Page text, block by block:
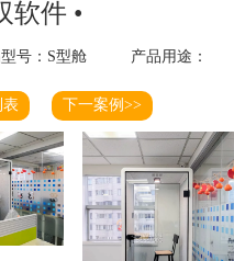
软件 •
号：S型舱 产品用途：
表 下一案例>>